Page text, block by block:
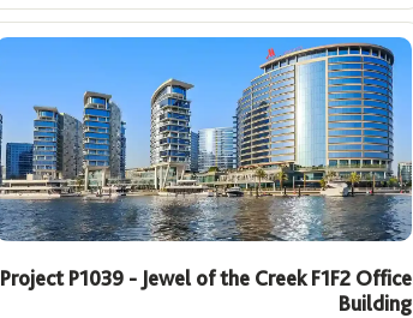
Project P1039 - Jewel of the Creek F1F2 Office
Building